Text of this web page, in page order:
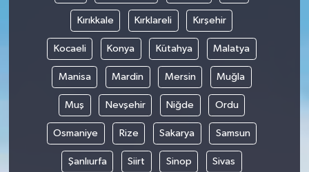
Kırıkkale Kırklareli Kırşehir
Kocaeli Konya Kütahya Malatya
Manisa Mardin Mersin Muğla
Muş Nevşehir Niğde Ordu
Osmaniye Rize Sakarya Samsun
Şanlıurfa Siirt Sinop Sivas